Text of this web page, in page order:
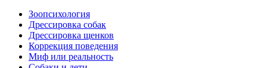
Зоопсихология
Дрессировка собак
Дрессировка щенков
Коррекция поведения
Миф или реальность